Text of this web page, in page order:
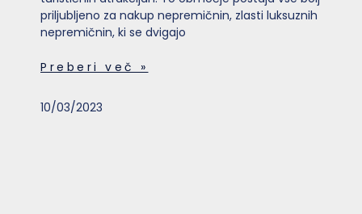
priljubljeno za nakup nepremičnin, zlasti luksuznih
nepremičnin, ki se dvigajo
Preberi več »
10/03/2023